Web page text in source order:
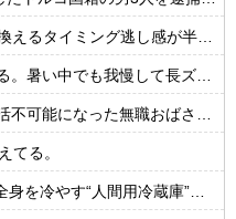
タイミング逃し感が半端ない
ボン履いてる。半ズボンはモテ無い。厳しいって
った無職おばさんの悲惨な末路ww
てる。
えもんBOX』→工事現場やゴルフ場で導入続々と話題